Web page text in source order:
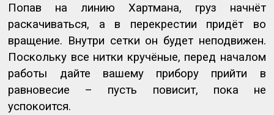
Попав на линию Хартмана, груз начнёт
раскачиваться, а в перекрестии придёт во
вращение. Внутри сетки он будет неподвижен.
Поскольку все нитки кручёные, перед началом
работы дайте вашему прибору прийти в
равновесие – пусть повисит, пока не
успокоится.